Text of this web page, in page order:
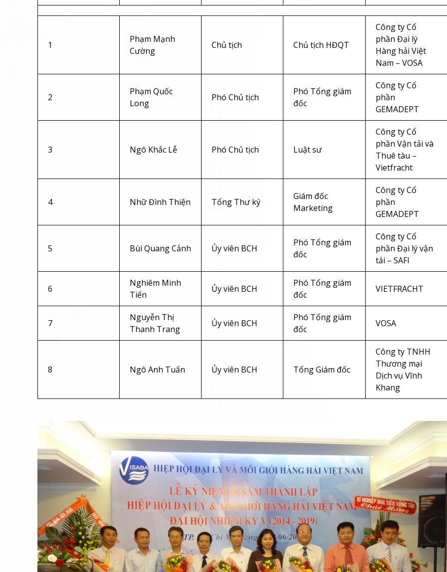
1
Phạm Mạnh
Cường
Chủ tịch Chủ tịch HĐQT
Công ty Cổ
phần Đại lý
Hàng hải Việt
Nam – VOSA
2
Phạm Quốc
Long
Phó Chủ tịch
Phó Tổng giám
đốc
Công ty Cổ
phần
GEMADEPT
3 Ngô Khắc Lễ Phó Chủ tịch Luật sư
Công ty Cổ
phần Vận tải và
Thuê tàu –
Vietfracht
4 Nhữ Đình Thiện Tổng Thư ký
Giám đốc
Marketing
Công ty Cổ
phần
GEMADEPT
5 Bùi Quang Cảnh Ủy viên BCH
Phó Tổng giám
đốc
Công ty Cổ
phần Đại lý vận
tải – SAFI
6
Nghiêm Minh
Tiến
Ủy viên BCH
Phó Tổng giám
đốc
VIETFRACHT
7
Nguyễn Thị
Thanh Trang
Ủy viên BCH
Phó Tổng giám
đốc
VOSA
8 Ngô Anh Tuấn Ủy viên BCH Tổng Giám đốc
Công ty TNHH
Thương mại
Dịch vụ Vĩnh
Khang